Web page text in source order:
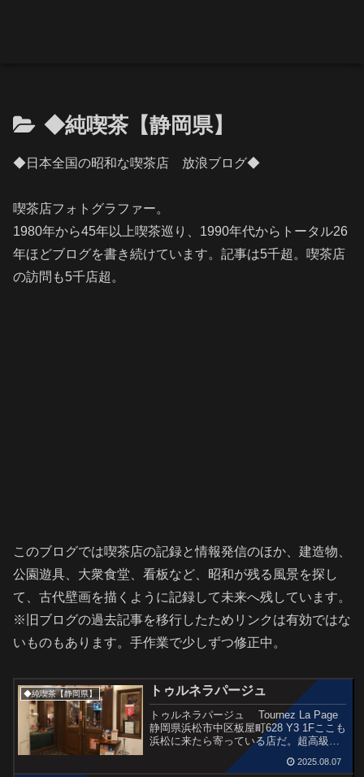
◆純喫茶【静岡県】
◆日本全国の昭和な喫茶店 放浪ブログ◆
喫茶店フォトグラファー。
1980年から45年以上喫茶巡り、1990年代からトータル26
年ほどブログを書き続けています。記事は5千超。喫茶店
の訪問も5千店超。
このブログでは喫茶店の記録と情報発信のほか、建造物、
公園遊具、大衆食堂、看板など、昭和が残る風景を探し
て、古代壁画を描くように記録して未来へ残しています。
※旧ブログの過去記事を移行したためリンクは有効ではな
いものもあります。手作業で少しずつ修正中。
◆純喫茶【静岡県】 トゥルネラパージュ
トゥルネラパージュ Tournez La Page
静岡県浜松市中区板屋町628 Y3 1Fここも
浜松に来たら寄っている店だ。超高級オ
ーディオと無声映画とともに珈琲をいた
だくのは最高に贅沢。◆前回訪問記事
2025.08.07